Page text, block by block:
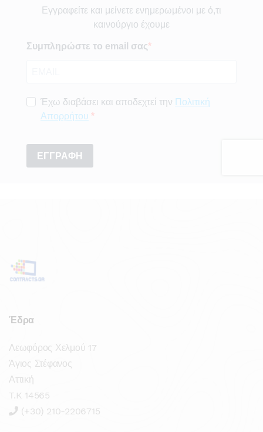
Έδρα
Λεωφόρος Χελμού 17
Άγιος Στέφανος
Αττική
T.K 14565
(+30) 210-2206715